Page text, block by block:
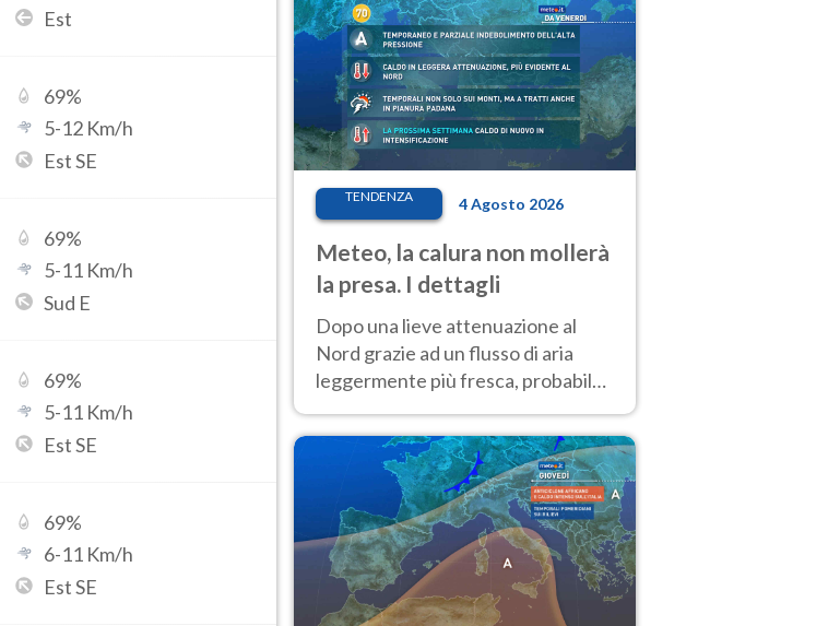
Est
69%
5-12 Km/h
Est SE
69%
5-11 Km/h
Sud E
69%
5-11 Km/h
Est SE
69%
6-11 Km/h
Est SE
TENDENZA 4 Agosto 2026
Meteo, la calura non mollerà
la presa. I dettagli
Dopo una lieve attenuazione al
Nord grazie ad un flusso di aria
leggermente più fresca, probabile
africano entro Ferragosto